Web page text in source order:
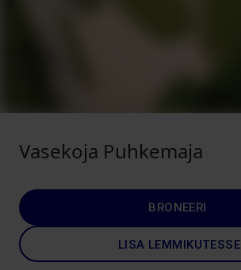
Vasekoja Puhkemaja
BRONEERI
LISA LEMMIKUTESSE